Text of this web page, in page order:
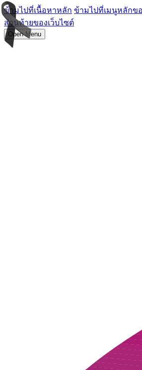
ข้ามไปที่เนื้อหาหลัก ข้ามไปที่เมนูหลักข
ส่วนท้ายของเว็บไซต์
Open Menu